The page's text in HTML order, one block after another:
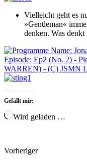
Vielleicht geht es
»Gentleman«
denken. Was denkt
Gefällt mir:
Wird geladen …
Vorheriger